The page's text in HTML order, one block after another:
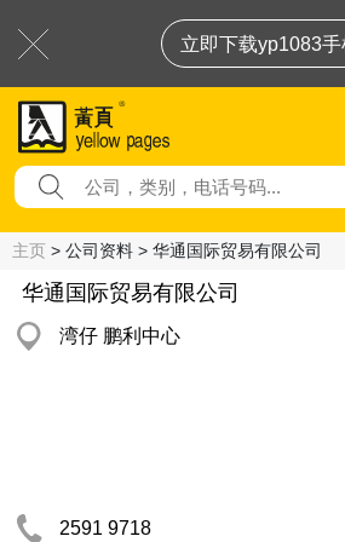
立即下载yp1083
主页 > 公司资料 > 华通国际贸易有限公司
华通国际贸易有限公司
湾仔 鹏利中心
2591 9718